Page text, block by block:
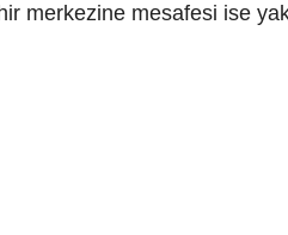
merkezine mesafesi ise